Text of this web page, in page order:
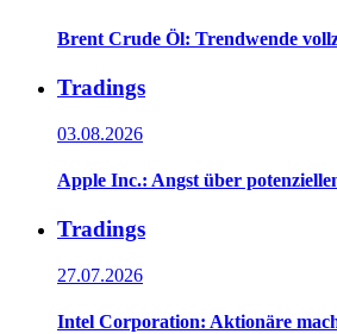
Brent Crude Öl: Trendwende
Tradings
03.08.2026
Apple Inc.: Angst über
Tradings
27.07.2026
Intel Corporation: Aktionäre